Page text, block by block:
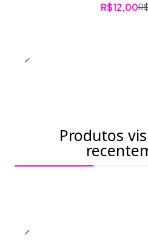
R$12,00
Produtos